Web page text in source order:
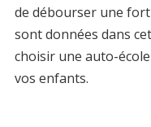
de débourser une
sont données dans
choisir une auto-
vos enfants.